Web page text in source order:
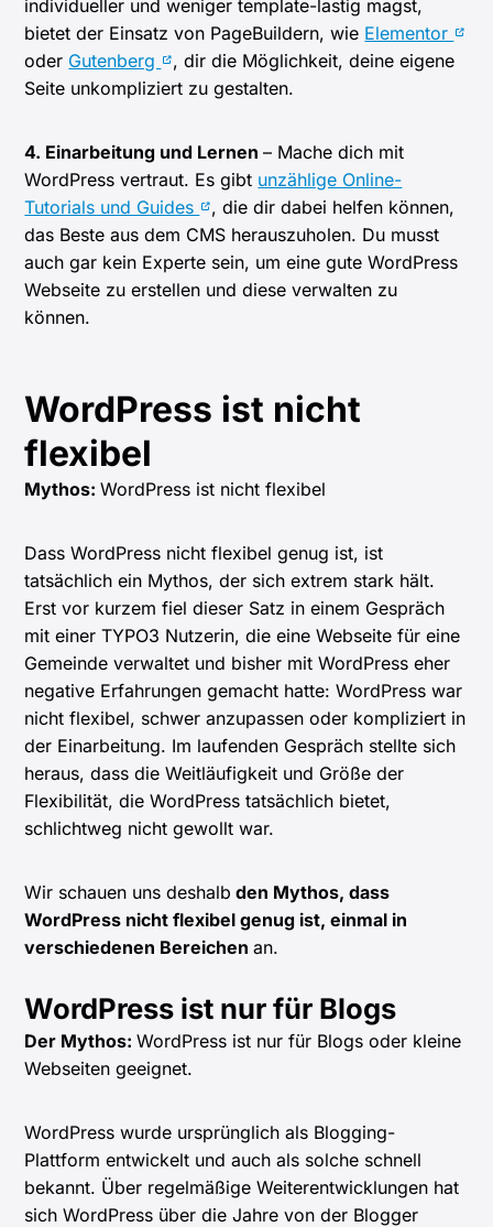
individueller und weniger template-lastig magst,
bietet der Einsatz von PageBuildern, wie Elementor
oder Gutenberg
, dir die Möglichkeit, deine eigene
Seite unkompliziert zu gestalten.
4. Einarbeitung und Lernen– Mache dich mit
WordPress vertraut. Es gibt unzählige Online-
Tutorials und Guides
, die dir dabei helfen können,
das Beste aus dem CMS herauszuholen. Du musst
auch gar kein Experte sein, um eine gute WordPress
Webseite zu erstellen und diese verwalten zu
können.
WordPress ist nicht
flexibel
Mythos:WordPress ist nicht flexibel
Dass WordPress nicht flexibel genug ist, ist
tatsächlich ein Mythos, der sich extrem stark hält.
Erst vor kurzem fiel dieser Satz in einem Gespräch
mit einer TYPO3 Nutzerin, die eine Webseite für eine
Gemeinde verwaltet und bisher mit WordPress eher
negative Erfahrungen gemacht hatte: WordPress war
nicht flexibel, schwer anzupassen oder kompliziert in
der Einarbeitung. Im laufenden Gespräch stellte sich
heraus, dass die Weitläufigkeit und Größe der
Flexibilität, die WordPress tatsächlich bietet,
schlichtweg nicht gewollt war.
Wir schauen uns deshalb den Mythos, dass
WordPress nicht flexibel genug ist, einmal in
verschiedenen Bereichenan.
WordPress ist nur für Blogs
Der Mythos:WordPress ist nur für Blogs oder kleine
Webseiten geeignet.
WordPress wurde ursprünglich als Blogging-
Plattform entwickelt und auch als solche schnell
bekannt. Über regelmäßige Weiterentwicklungen hat
sich WordPress über die Jahre von der Blogger